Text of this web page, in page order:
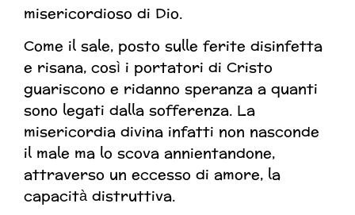
misericordioso di Dio.
Come il sale, posto sulle ferite disinfetta
e risana, così i portatori di Cristo
guariscono e ridanno speranza a quanti
sono legati dalla sofferenza. La
misericordia divina infatti non nasconde
il male ma lo scova annientandone,
attraverso un eccesso di amore, la
capacità distruttiva.